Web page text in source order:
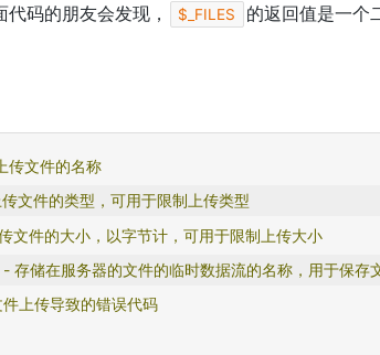
码的朋友会发现， $_FILES 的返回值是一个
传文件的名称
文件的类型，可用于限制上传类型
文件的大小，以字节计，可用于限制上传大小
- 存储在服务器的文件的临时数据流的名称，用于保存
件上传导致的错误代码